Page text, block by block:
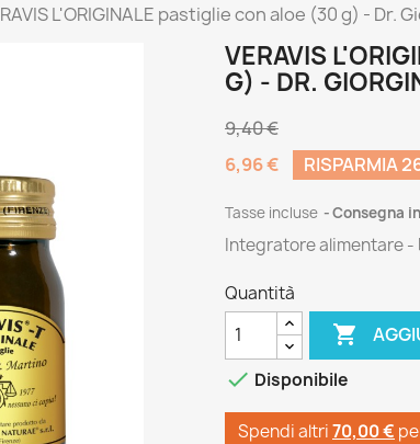
L'ORIGINALE pastiglie con aloe (30 g) - Dr.
VERAVIS
G) - DR.
9,40 €
6,96 €
RISPARMIA
Tasse incluse Consegna
Integratore alimentare -
Quantità

 Disponibile
Spendi altri70,00 €